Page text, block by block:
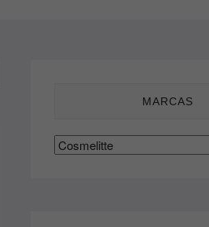
MARCAS